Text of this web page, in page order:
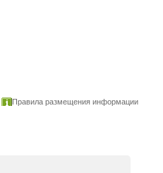
Правила размещения информации